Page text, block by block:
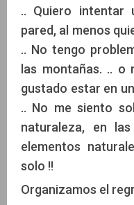
.. Quiero intentar
pared, al menos
.. No tengo
las montañas. .. o
gustado estar en
.. No me siento
naturaleza, en
elementos
solo !!
Organizamos el